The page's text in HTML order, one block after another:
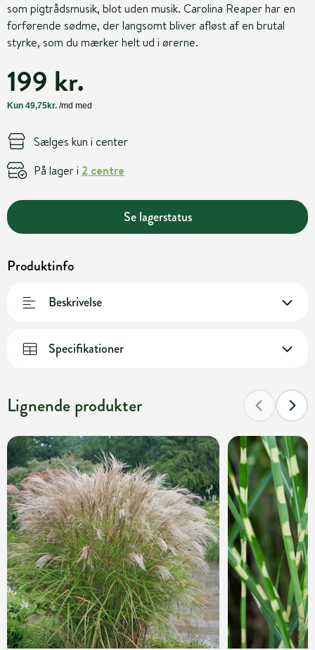
som pigtrådsmusik, blot uden musik. Carolina Reaper har en
forførende sødme, der langsomt bliver afløst af en brutal
styrke, som du mærker helt ud i ørerne.
199 kr.
Sælges kun i center
På lager i 2 centre
Se lagerstatus
Produktinfo
Beskrivelse
Specifikationer
Lignende produkter